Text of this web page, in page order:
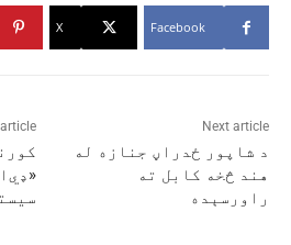
Facebook
X
Next article
د شاپور ځدراڼ جنازه له
هند څخه کابل ته
راورسېده